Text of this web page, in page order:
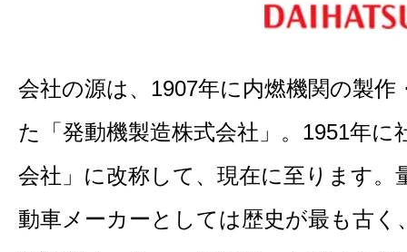
会社の源は、1907年に内燃機関の製
た「発動機製造株式会社」。1951年
会社」に改称して、現在に至ります。
動車メーカーとしては歴史が最も古